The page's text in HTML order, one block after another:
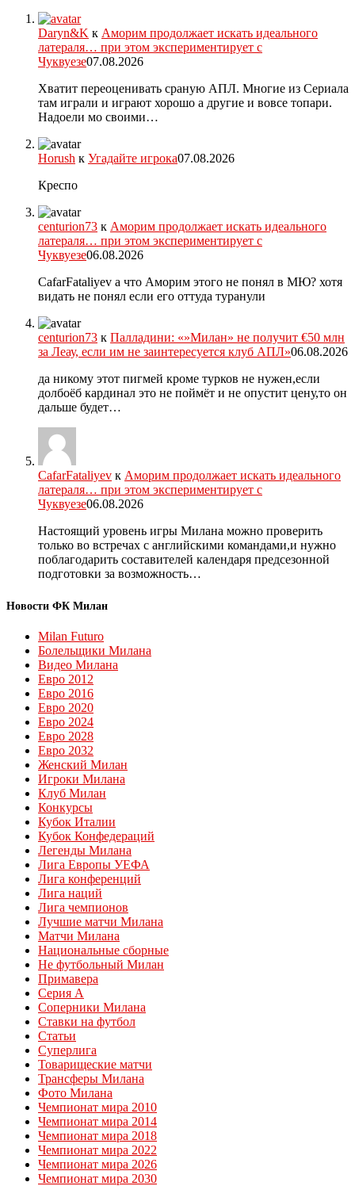
Daryn&K к Аморим продолжает искать идеального
латераля… при этом экспериментирует с
Чуквуезе07.08.2026
Хватит переоценивать сраную АПЛ. Многие из Сериала
там играли и играют хорошо а другие и вовсе топари.
Надоели мо своими…
Horush к Угадайте игрока07.08.2026
Креспо
centurion73 к Аморим продолжает искать идеального
латераля… при этом экспериментирует с
Чуквуезе06.08.2026
CafarFataliyev а что Аморим этого не понял в МЮ? хотя
видать не понял если его оттуда туранули
centurion73 к Палладини: «»Милан» не получит €50 млн
за Леау, если им не заинтересуется клуб АПЛ»06.08.2026
да никому этот пигмей кроме турков не нужен,если
долбоёб кардинал это не поймёт и не опустит цену,то он
дальше будет…
CafarFataliyev к Аморим продолжает искать идеального
латераля… при этом экспериментирует с
Чуквуезе06.08.2026
Настоящий уровень игры Милана можно проверить
только во встречах с английскими командами,и нужно
поблагодарить составителей календаря предсезонной
подготовки за возможность…
Новости ФК Милан
Milan Futuro
Болельщики Милана
Видео Милана
Евро 2012
Евро 2016
Евро 2020
Евро 2024
Евро 2028
Евро 2032
Женский Милан
Игроки Милана
Клуб Милан
Конкурсы
Кубок Италии
Кубок Конфедераций
Легенды Милана
Лига Европы УЕФА
Лига конференций
Лига наций
Лига чемпионов
Лучшие матчи Милана
Матчи Милана
Национальные сборные
Не футбольный Милан
Примавера
Серия А
Соперники Милана
Ставки на футбол
Статьи
Суперлига
Товарищеские матчи
Трансферы Милана
Фото Милана
Чемпионат мира 2010
Чемпионат мира 2014
Чемпионат мира 2018
Чемпионат мира 2022
Чемпионат мира 2026
Чемпионат мира 2030